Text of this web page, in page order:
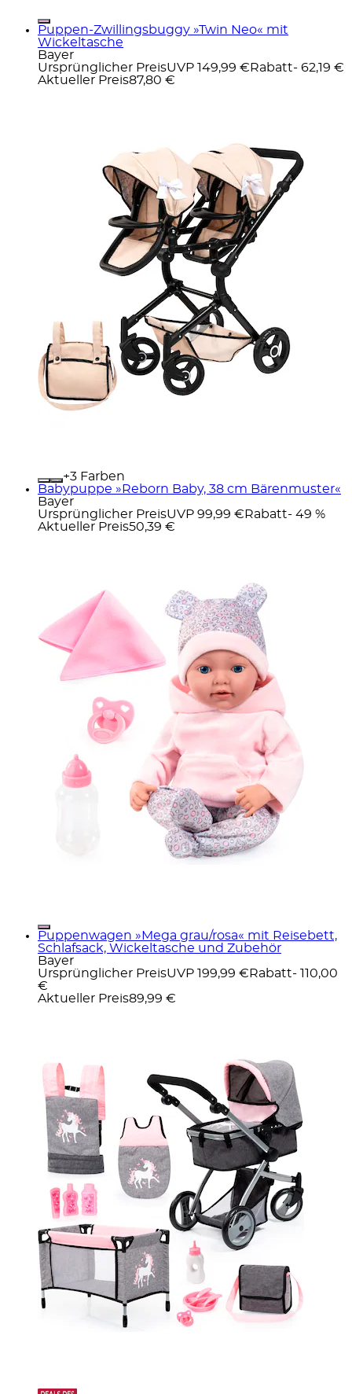
Puppen-Zwillingsbuggy »Twin Neo« mit
Wickeltasche
Bayer
Ursprünglicher PreisUVP 149,99 € Rabatt- 62,19 €
Aktueller Preis87,80 €
+
Farben
Babypuppe »Reborn Baby, 38 cm Bärenmuster«
Bayer
Ursprünglicher PreisUVP 99,99 € Rabatt- 49 %
Aktueller Preis50,39 €
Puppenwagen »Mega grau/rosa« mit Reisebett,
Schlafsack, Wickeltasche und Zubehör
Bayer
Ursprünglicher PreisUVP 199,99 € Rabatt- 110,00
€
Aktueller Preis89,99 €